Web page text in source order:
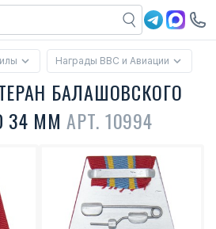
Награды ВВС и Авиации
БАЛАШОВСКОГО
34 ММАРТ. 10994